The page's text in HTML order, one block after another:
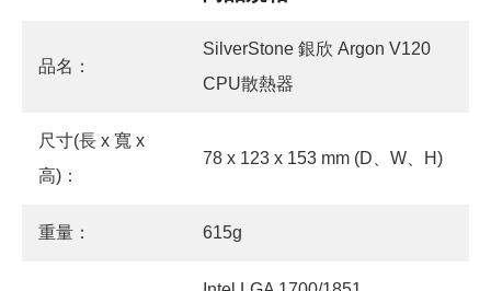
品名：
SilverStone 銀欣 Argon V120
CPU散熱器
尺寸(長 x 寬 x
高)：
78 x 123 x 153 mm (D、W、H)
重量： 615g